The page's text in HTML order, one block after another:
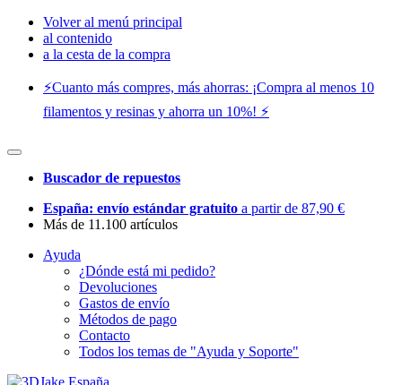
Volver al menú principal
al contenido
a la cesta de la compra
⚡️Cuanto más compres, más ahorras: ¡Compra al menos 10
filamentos y resinas y ahorra un 10%! ⚡️
Buscador de repuestos
España: envío estándar gratuito a partir de 87,90 €
Más de 11.100 artículos
Ayuda
¿Dónde está mi pedido?
Devoluciones
Gastos de envío
Métodos de pago
Contacto
Todos los temas de "Ayuda y Soporte"